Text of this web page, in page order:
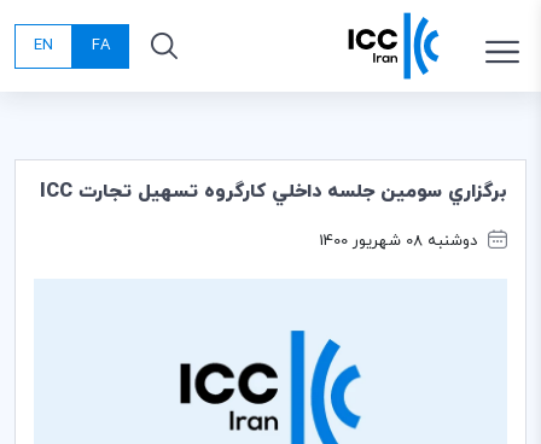
FA
EN
برگزاري سومين جلسه داخلي كارگروه تسهيل تجارت ICC
دوشنبه 08 شهریور 1400